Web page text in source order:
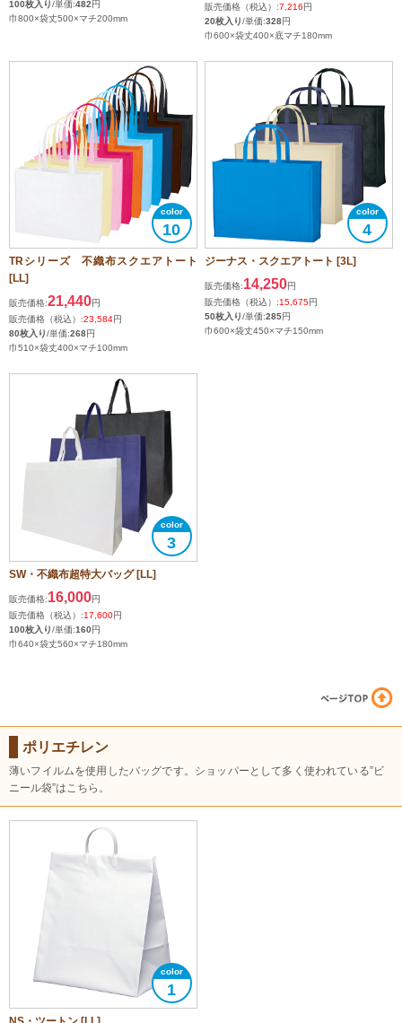
100枚入り/単価:482円
巾800×袋丈500×マチ200mm
販売価格（税込）:7,216円
20枚入り/単価:328円
巾600×袋丈400×底マチ180mm
10
TRシリーズ 不織布スクエアトート
[LL]
販売価格:21,440円
販売価格（税込）:23,584円
80枚入り/単価:268円
巾510×袋丈400×マチ100mm
4
ジーナス・スクエアトート [3L]
販売価格:14,250円
販売価格（税込）:15,675円
50枚入り/単価:285円
巾600×袋丈450×マチ150mm
3
SW・不織布超特大バッグ [LL]
販売価格:16,000円
販売価格（税込）:17,600円
100枚入り/単価:160円
巾640×袋丈560×マチ180mm
ポリエチレン
薄いフイルムを使用したバッグです。ショッパーとして多く使われている”ビ
ニール袋”はこちら。
1